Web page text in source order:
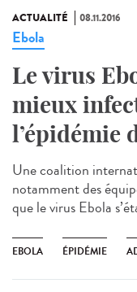
ACTUALITÉ 08.11.2016
Ebola
Le virus
mieux
l’épidémie
Une coalition
notamment des
que le virus Ebola
EBOLA ÉPIDÉMIE